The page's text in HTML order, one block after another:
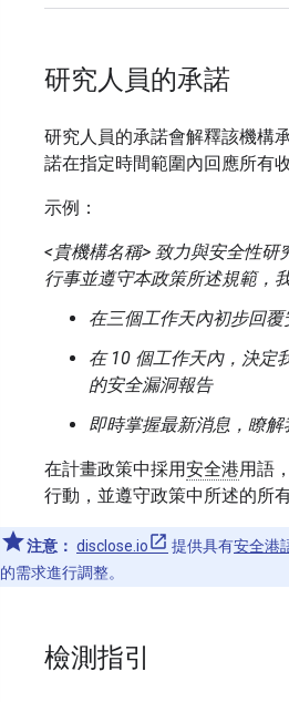
研究人員的承諾
研究人員的承諾會解釋該機構
諾在指定時間範圍內回應所有
示例：
<貴機構名稱> 致力與安全性
行事並遵守本政策所述規範，
在三個工作天內初步回
在 10 個工作天內，決定
的安全漏洞報告
即時掌握最新消息，瞭
在計畫政策中採用安全港用語
行動，並遵守政策中所述的所
注意： disclose.io 提供具有安全港
的需求進行調整。
檢測指引